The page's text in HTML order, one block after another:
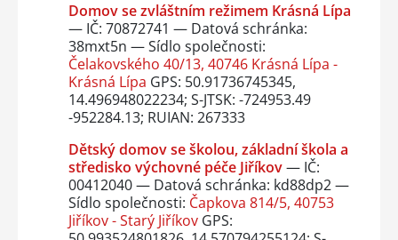
Domov se zvláštním režimem Krásná Lípa
— IČ: 70872741 — Datová schránka:
38mxt5n — Sídlo společnosti:
Čelakovského 40/13, 40746 Krásná Lípa -
Krásná Lípa GPS: 50.91736745345,
14.496948022234; S-JTSK: -724953.49
-952284.13; RUIAN: 267333
Dětský domov se školou, základní škola a
středisko výchovné péče Jiříkov— IČ:
00412040 — Datová schránka: kd88dp2 —
Sídlo společnosti: Čapkova 814/5, 40753
Jiříkov - Starý JiříkovGPS: